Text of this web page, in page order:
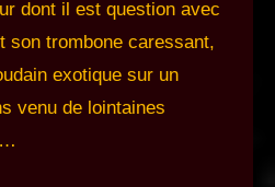
dont il est question avec
son trombone caressant,
exotique sur un
venu de lointaines